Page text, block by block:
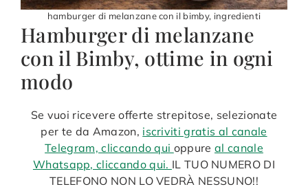
hamburger di melanzane con il bimby, ingredienti
Hamburger di melanzane
con il Bimby, ottime in ogni
modo
Se vuoi ricevere offerte strepitose, selezionate
per te da Amazon, iscriviti gratis al canale
Telegram, cliccando qui oppureal canale
Whatsapp, cliccando qui. IL TUO NUMERO DI
TELEFONO NON LO VEDRÀ NESSUNO!!